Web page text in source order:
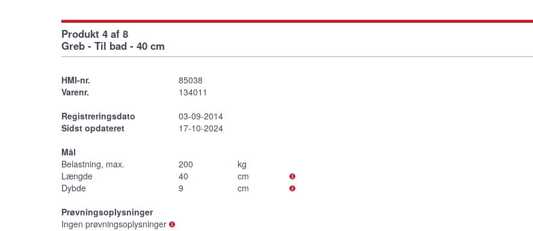
Produkt 4 af 8
Greb - Til bad - 40 cm
HMI-nr.
85038
Varenr.
134011
Registreringsdato
03-09-2014
Sidst opdateret
17-10-2024
Mål
Belastning, max.
200
kg
Længde
40
cm
Dybde
9
cm
Prøvningsoplysninger
Ingen prøvningsoplysninger